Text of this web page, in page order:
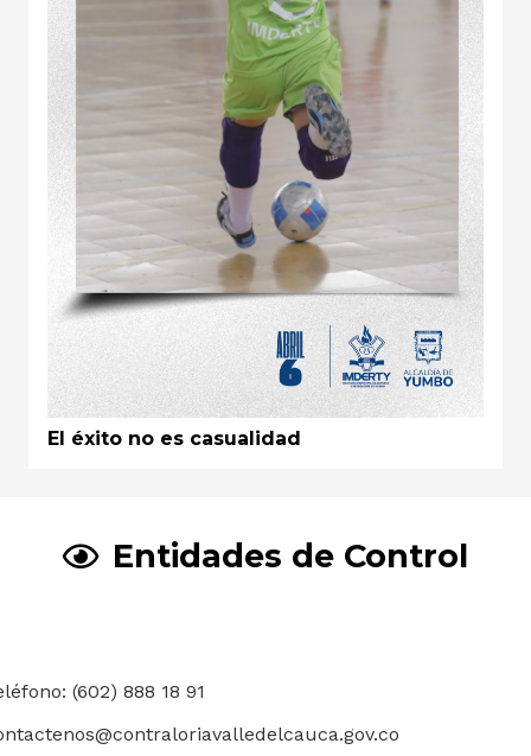
El éxito no es casualidad
Entidades de Control
(602) 888 18 91